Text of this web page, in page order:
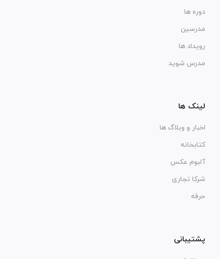
دوره ها
مدرسین
رویداد ها
مدرس شوید
لینک ها
اخبار و وبلاگ ها
کتابخانه
آلبوم عکس
شرکا تجاری
حرفه
پشتیبانی